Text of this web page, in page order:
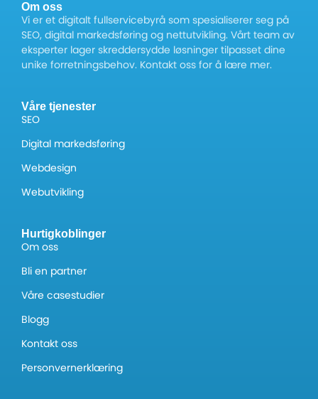
Om oss
Vi er et digitalt fullservicebyrå som spesialiserer seg på
SEO, digital markedsføring og nettutvikling. Vårt team av
eksperter lager skreddersydde løsninger tilpasset dine
unike forretningsbehov. Kontakt oss for å lære mer.
Våre tjenester
SEO
Digital markedsføring
Webdesign
Webutvikling
Hurtigkoblinger
Om oss
Bli en partner
Våre casestudier
Blogg
Kontakt oss
Personvernerklæring